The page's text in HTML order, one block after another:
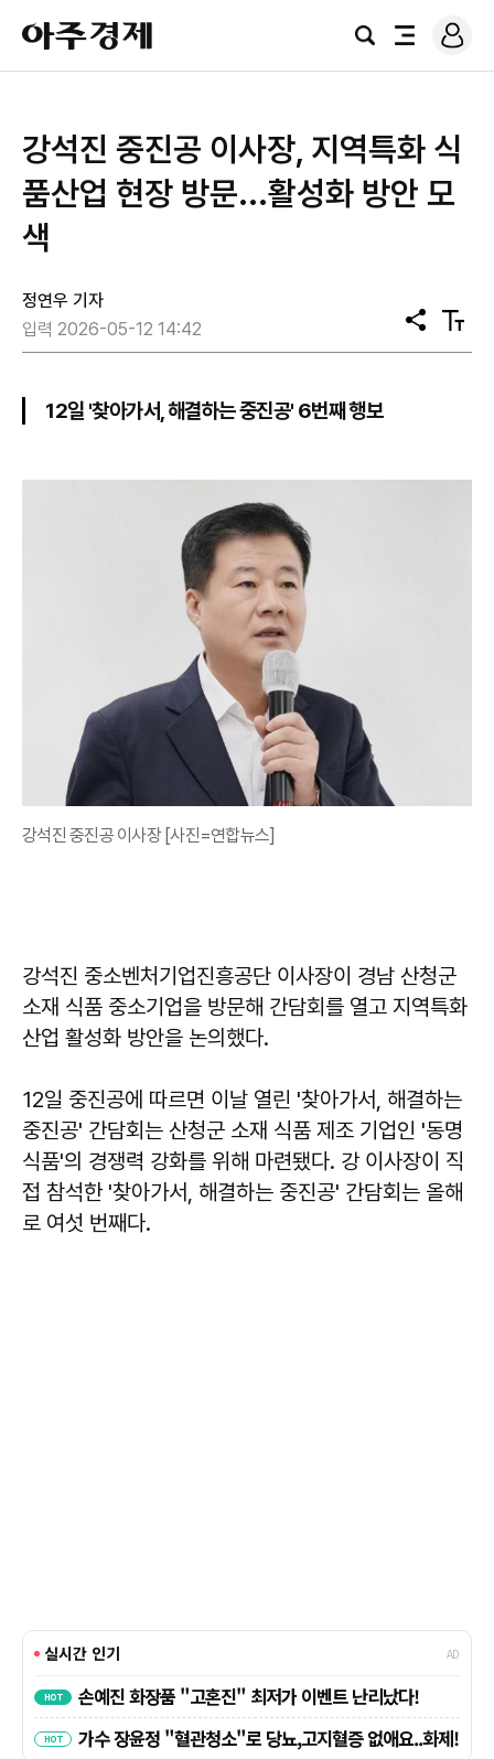
아
주
경
검
전
로
그
강석진 중진공 이사장, 지역특화 식
품산업 현장 방문...활성화 방안 모
색
정연우 기자
입력 2026-05-12 14:42
공
유
텍
스
12일 '찾아가서, 해결하는 중진공' 6번째 행보
강석진 중진공 이사장 [사진=연합뉴스]
강석진 중소벤처기업진흥공단 이사장이 경남 산청군
소재 식품 중소기업을 방문해 간담회를 열고 지역특화
산업 활성화 방안을 논의했다.
12일 중진공에 따르면 이날 열린 '찾아가서, 해결하는
중진공' 간담회는 산청군 소재 식품 제조 기업인 '동명
식품'의 경쟁력 강화를 위해 마련됐다. 강 이사장이 직
접 참석한 '찾아가서, 해결하는 중진공' 간담회는 올해
로 여섯 번째다.